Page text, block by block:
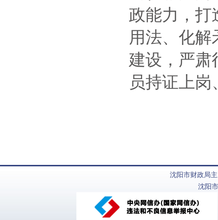
政能力，打
用法、化
建设，严肃
员持证上